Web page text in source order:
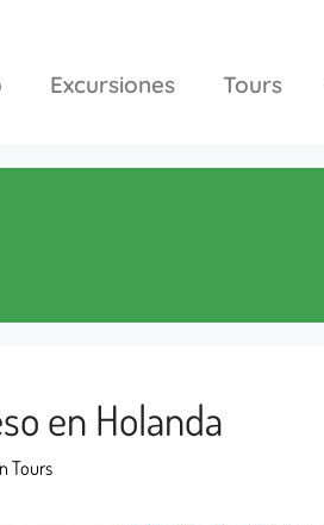
Excursiones Tours
en Holanda
Tours